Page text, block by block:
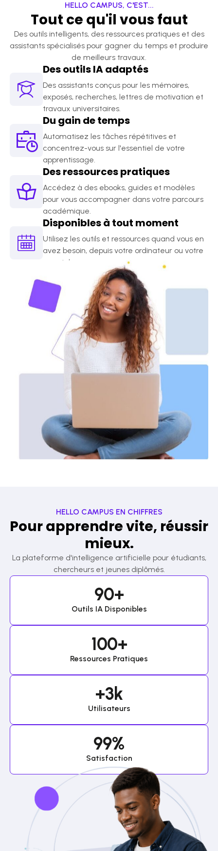
HELLO CAMPUS, C'EST...
Tout ce qu'il vous faut
Des outils intelligents, des ressources pratiques et des
assistants spécialisés pour gagner du temps et produire
de meilleurs travaux.
Des outils IA adaptés
Des assistants conçus pour les mémoires,
exposés, recherches, lettres de motivation et
travaux universitaires.
Du gain de temps
Automatisez les tâches répétitives et
concentrez-vous sur l'essentiel de votre
apprentissage.
Des ressources pratiques
Accédez à des ebooks, guides et modèles
pour vous accompagner dans votre parcours
académique.
Disponibles à tout moment
Utilisez les outils et ressources quand vous en
avez besoin, depuis votre ordinateur ou votre
smartphone.
HELLO CAMPUS EN CHIFFRES
Pour apprendre vite, réussir
mieux.
La plateforme d'intelligence artificielle pour étudiants,
chercheurs et jeunes diplômés.
Outils IA Disponibles
90+
Ressources Pratiques
100+
Utilisateurs
+3k
Satisfaction
99%